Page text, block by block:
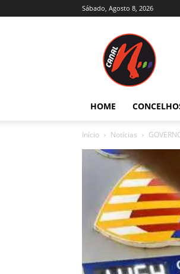
Sábado, Agosto 8, 2026
HOME
Início Notícias